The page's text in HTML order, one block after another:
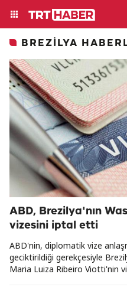
BREZILYA
ABD, Brezilya'nın
vizesini iptal etti
ABD'nin, diplomatik vize
geciktirildiği gerekçesiyle
Maria Luiza Ribeiro Viotti'nin